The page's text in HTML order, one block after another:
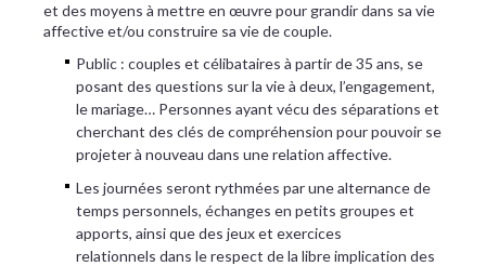
et des moyens à mettre en œuvre pour grandir dans sa vie
affective et/ou construire sa vie de couple.
Public : couples et célibataires à partir de 35 ans, se
posant des questions sur la vie à deux, l’engagement,
le mariage… Personnes ayant vécu des séparations et
cherchant des clés de compréhension pour pouvoir se
projeter à nouveau dans une relation affective.
Les journées seront rythmées par une alternance de
temps personnels, échanges en petits groupes et
apports, ainsi que des jeux et exercices
relationnels dans le respect de la libre implication des